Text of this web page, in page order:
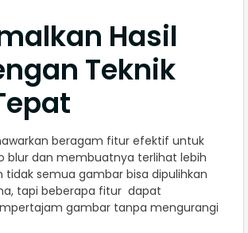
Hasil
Teknik
beragam fitur efektif untuk
blur dan membuatnya terlihat lebih
tidak semua gambar bisa dipulihkan
tapi beberapa fitur dapat
gambar tanpa mengurangi